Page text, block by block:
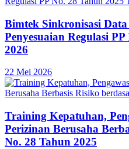
Bimtek Sinkronisasi
Penyesuaian Regulasi
2026
22 Mei 2026
Training Kepatuhan,
Perizinan Berusaha
No. 28 Tahun 2025